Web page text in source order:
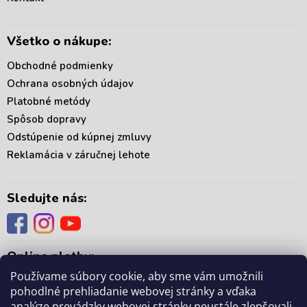
Používame súbory cookie, aby sme vám umožnili
pohodlné prehliadanie webovej stránky a vďaka
Všetko o nákupe:
Obchodné podmienky
Ochrana osobných údajov
Platobné metódy
Spôsob dopravy
Odstúpenie od kúpnej zmluvy
Reklamácia v záručnej lehote
Sledujte nás:
Online platby: